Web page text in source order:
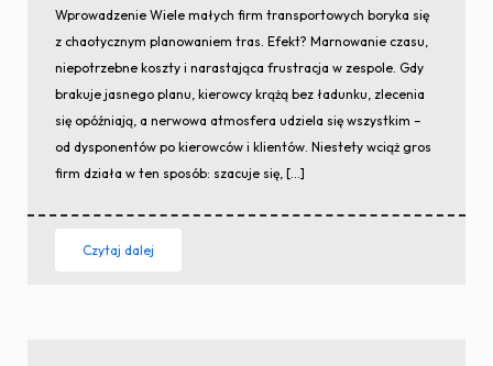
Wprowadzenie Wiele małych firm transportowych boryka się
z chaotycznym planowaniem tras. Efekt? Marnowanie czasu,
niepotrzebne koszty i narastająca frustracja w zespole. Gdy
brakuje jasnego planu, kierowcy krążą bez ładunku, zlecenia
się opóźniają, a nerwowa atmosfera udziela się wszystkim –
od dysponentów po kierowców i klientów. Niestety wciąż gros
firm działa w ten sposób: szacuje się, […]
Czytaj dalej